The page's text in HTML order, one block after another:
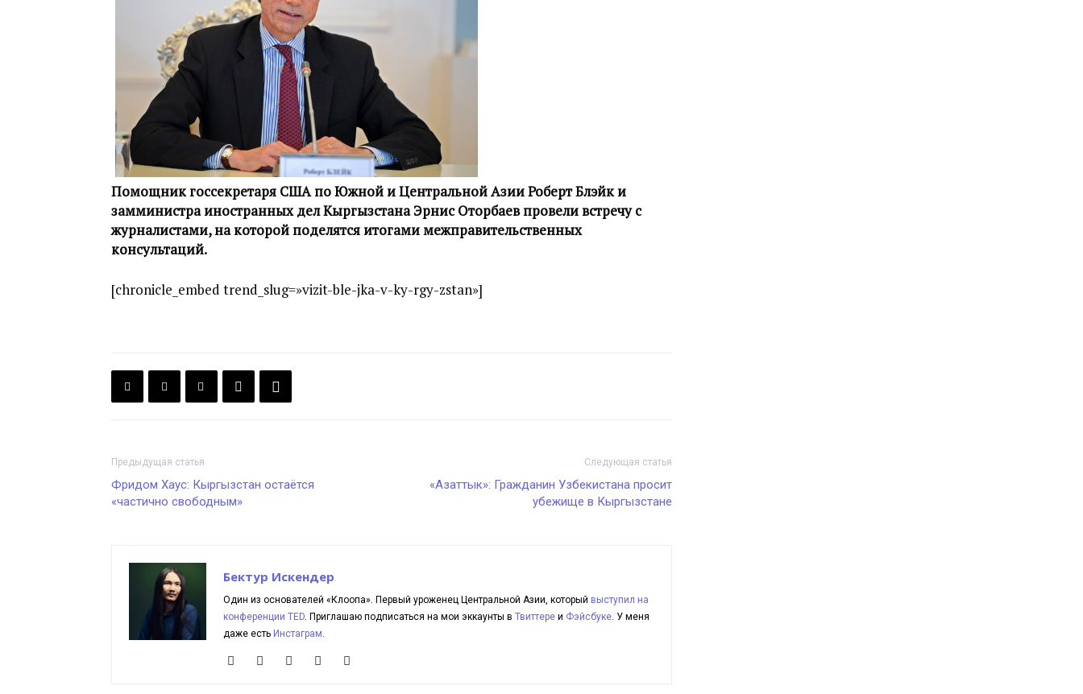
Помощник госсекретаря США по Южной и Центральной Азии Роберт Блэйк и
замминистра иностранных дел Кыргызстана Эрнис Оторбаев провели встречу с
журналистами, на которой поделятся итогами межправительственных
консультаций.
[chronicle_embed trend_slug=»vizit-ble-jka-v-ky-rgy-zstan»]
Предыдущая статья
Фридом Хаус: Кыргызстан остаётся
«частично свободным»
Следующая статья
«Азаттык»: Гражданин Узбекистана просит
убежище в Кыргызстане
Бектур Искендер
Один из основателей «Клоопа». Первый уроженец Центральной Азии, который выступил на
конференции TED. Приглашаю подписаться на мои эккаунты в Твиттере и Фэйсбуке. У меня
даже есть Инстаграм.